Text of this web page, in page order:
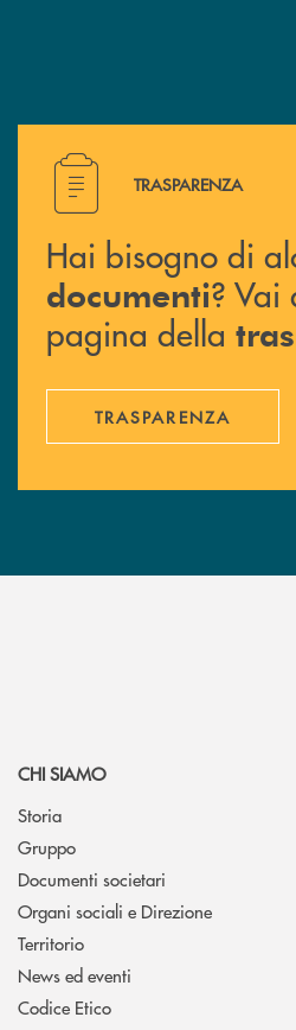
Hai bisogno di alcuni
TRASPARENZA
Hai bisogno di
documenti? Vai
pagina della
TRASPARENZA
CHI SIAMO
Storia
Gruppo
Documenti societari
Organi sociali e Direzione
Territorio
News ed eventi
Codice Etico